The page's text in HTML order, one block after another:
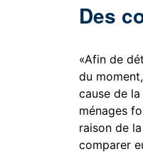
Des
«Afin de
du
cause de
ménages
raison de
comparer